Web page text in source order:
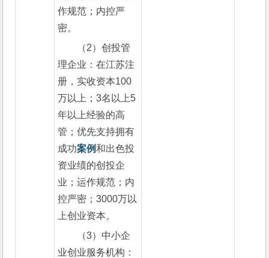
作规范；内控严
密。
（2）创投管
理企业：在江苏注
册，实收资本100
万以上；3名以上5
年以上经验的高
管；优先支持拥有
成功案例和出色投
资业绩的创投企
业；运作规范；内
控严密；3000万以
上创业资本。
（3）中小企
业创业服务机构：